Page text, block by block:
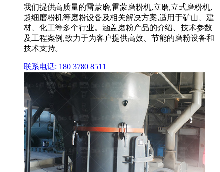
我们提供高质量的雷蒙磨,雷蒙磨粉机,立磨,立式磨粉机,
超细磨粉机等磨粉设备及相关解决方案,适用于矿山、建
材、化工等多个行业。涵盖磨粉产品的介绍、技术参数
及工程案例,致力于为客户提供高效、节能的磨粉设备和
技术支持。
联系电话: 180 3780 8511